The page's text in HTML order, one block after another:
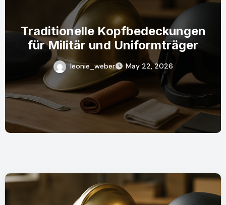
Traditionelle Kopfbedeckungen
für Militär und Uniformträger
leonie_weber May 22, 2026